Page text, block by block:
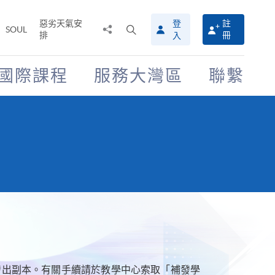
SOUL
惡劣天氣安
排
搜
尋
介
面
登
入
註
冊
際課程 服務大灣區 聯繫
副本。有關手續請於教學中心索取「補發學